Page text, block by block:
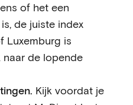
of het een
de juiste index
Luxemburg is
naar de lopende
Kijk voordat je